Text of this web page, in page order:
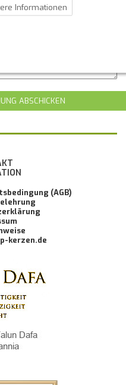
ABSCHICKEN
(AGB)
kerzen.de
Informationen